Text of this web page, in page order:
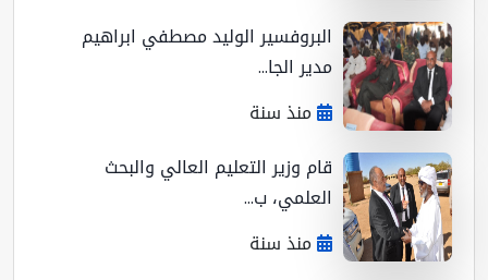
البروفسير الوليد مصطفي ابراهيم
مدير الجا...
منذ سنة
قام وزير التعليم العالي والبحث
العلمي، ب...
منذ سنة